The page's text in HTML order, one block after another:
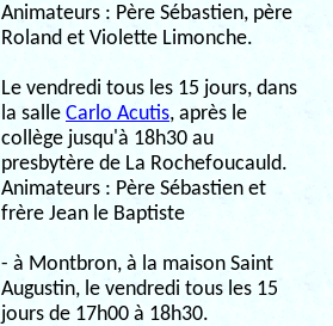
Animateurs : Père Sébastien, père
Roland et Violette Limonche.
Le vendredi tous les 15 jours, dans
la salle Carlo Acutis, après le
collège jusqu'à 18h30 au
presbytère de La Rochefoucauld.
Animateurs : Père Sébastien et
frère Jean le Baptiste
- à Montbron, à la maison Saint
Augustin, le vendredi tous les 15
jours de 17h00 à 18h30.